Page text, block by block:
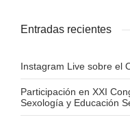
Entradas recientes
Instagram Live sobre el
Participación en XXI
Sexología y Educación